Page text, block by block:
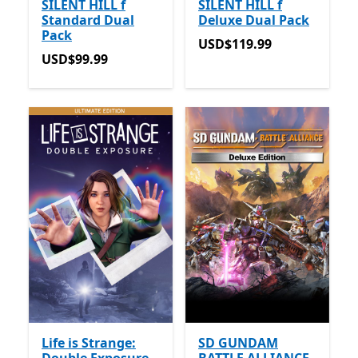
SILENT HILL f
Standard Dual
Pack
USD$99.99
USD$99.99
SILENT HILL f
Deluxe Dual Pack
USD$119.99
USD$119.99
Life is Strange:
SD GUNDAM